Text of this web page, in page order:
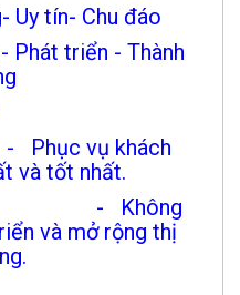
tín- Chu đáo
triển - Thành
khách
và tốt nhất.
và mở rộng thị